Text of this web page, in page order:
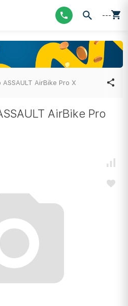
---
AirBike Pro X
AirBike Pro